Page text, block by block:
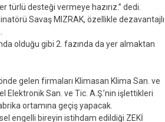
türlü desteği vermeye hazırız.” dedi.
Savaş MIZRAK, özellikle dezavantajlı
olduğu gibi 2. fazında da yer almaktan
gelen firmaları Klimasan Klima San. ve
Elektronik San. ve Tic. A.Ş.’nin işlettikleri
ortamına geçiş yapacak.
engelli bireyin istihdam edildiği ZEKİ